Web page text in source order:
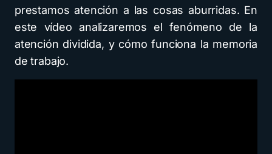
prestamos atención a las cosas aburridas. En
este vídeo analizaremos el fenómeno de la
atención dividida, y cómo funciona la memoria
de trabajo.